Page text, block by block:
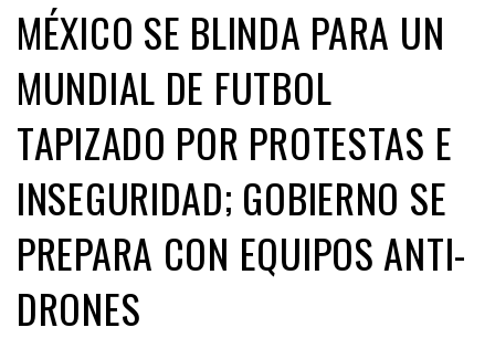
MÉXICO SE BLINDA PARA UN
MUNDIAL DE FUTBOL
TAPIZADO POR PROTESTAS E
INSEGURIDAD; GOBIERNO SE
PREPARA CON EQUIPOS ANTI-
DRONES